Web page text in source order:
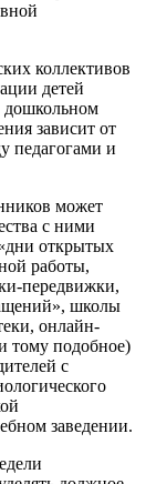
коллективов
детей
дошкольном
зависит от
педагогами и
может
с ними
открытых
работы,
передвижки,
школы
онлайн-
тому подобное)
с
заведении.